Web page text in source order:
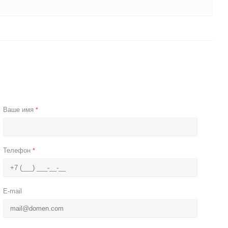
Ваше имя *
Телефон *
E-mail